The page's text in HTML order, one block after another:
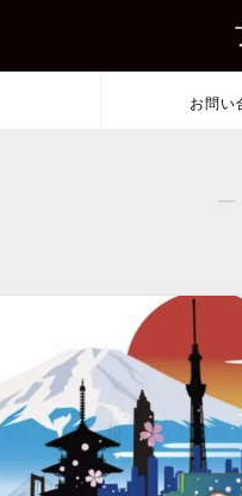
お問い
―